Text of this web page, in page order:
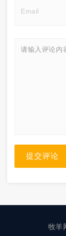
提交评论
牧羊